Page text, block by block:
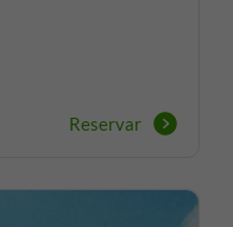
Reservar